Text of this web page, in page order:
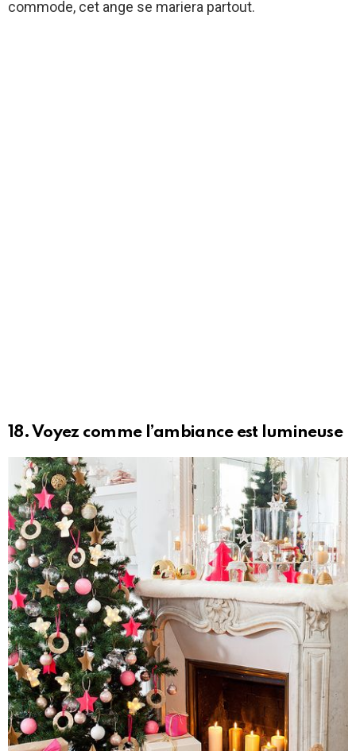
commode, cet ange se mariera partout.
18. Voyez comme l’ambiance est lumineuse